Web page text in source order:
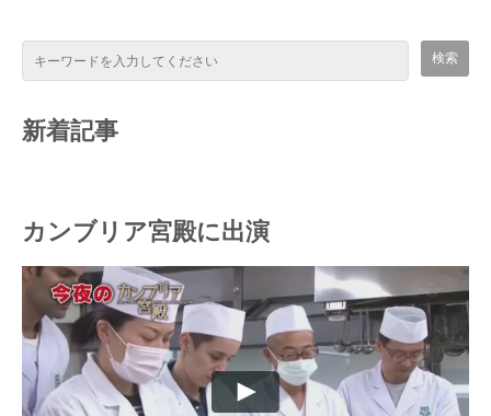
新着記事
カンブリア宮殿に出演